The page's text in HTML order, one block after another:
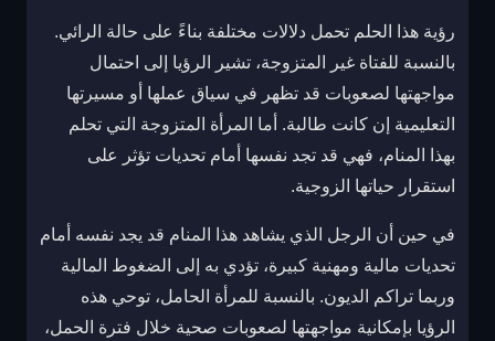
رؤية هذا الحلم تحمل دلالات مختلفة بناءً على حالة الرائي.
بالنسبة للفتاة غير المتزوجة، تشير الرؤيا إلى احتمال
مواجهتها لصعوبات قد تظهر في سياق عملها أو مسيرتها
التعليمية إن كانت طالبة. أما المرأة المتزوجة التي تحلم
بهذا المنام، فهي قد تجد نفسها أمام تحديات تؤثر على
استقرار حياتها الزوجية.
في حين أن الرجل الذي يشاهد هذا المنام قد يجد نفسه أمام
تحديات مالية ومهنية كبيرة، تؤدي به إلى الضغوط المالية
وربما تراكم الديون. بالنسبة للمرأة الحامل، توحي هذه
الرؤيا بإمكانية مواجهتها لصعوبات صحية خلال فترة الحمل،